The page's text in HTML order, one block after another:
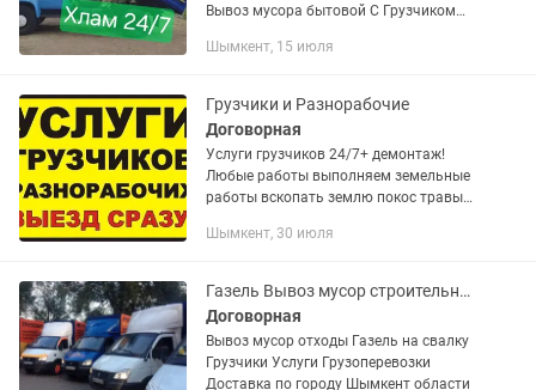
Вывоз мусора бытовой С Грузчиком
Шымкент, 15 июля
Грузчики и Разнорабочие
Договорная
Услуги грузчиков 24/7+ демонтаж!
Любые работы выполняем земельные
работы вскопать землю покос травы
Переезды, квартир домов офисов,
медицинские,...
Шымкент, 30 июля
Газель Вывоз мусор строительный хлам Ненужных вещей ГРУЗЧИКИ Шымкент
Договорная
Вывоз мусор отходы Газель на свалку
Грузчики Услуги Грузоперевозки
Доставка по городу Шымкент области